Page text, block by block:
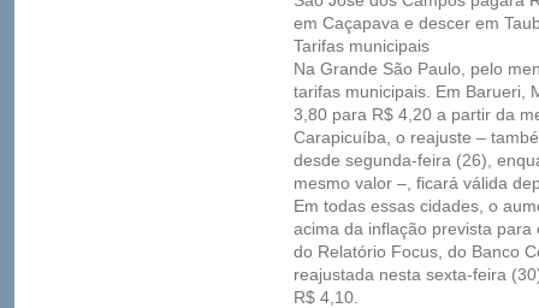
em Caçapava e descer em
Tarifas municipais
Na Grande São Paulo, pelo
tarifas municipais. Em Barueri,
3,80 para R$ 4,20 a partir da
Carapicuíba, o reajuste –
desde segunda-feira (26),
mesmo valor –, ficará válida
Em todas essas cidades, o
acima da inflação prevista
do Relatório Focus, do Banco
reajustada nesta sexta-feira
R$ 4,10.